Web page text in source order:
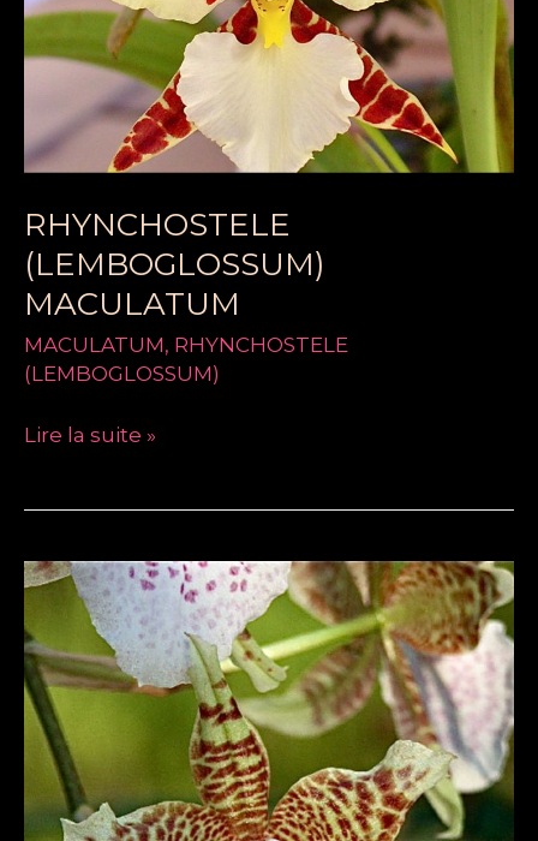
RHYNCHOSTELE
(LEMBOGLOSSUM)
MACULATUM
MACULATUM, RHYNCHOSTELE
(LEMBOGLOSSUM)
Lire la suite »
RHYNCHOSTELE
(LEMBOGLOSSUM)
HYBRIDE
DE
ROSII